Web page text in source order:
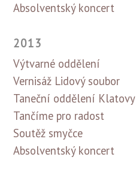
Absolventský koncert
2013
Výtvarné oddělení
Vernisáž Lidový soubor
Taneční oddělení Klatovy
Tančíme pro radost
Soutěž smyčce
Absolventský koncert